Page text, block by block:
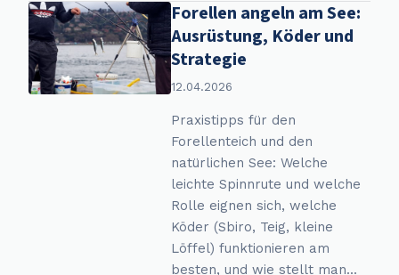
Forellen angeln am See:
Ausrüstung, Köder und
Strategie
12.04.2026
Praxistipps für den
Forellenteich und den
natürlichen See: Welche
leichte Spinnrute und welche
Rolle eignen sich, welche
Köder (Sbiro, Teig, kleine
Löffel) funktionieren am
besten, und wie stellt man...